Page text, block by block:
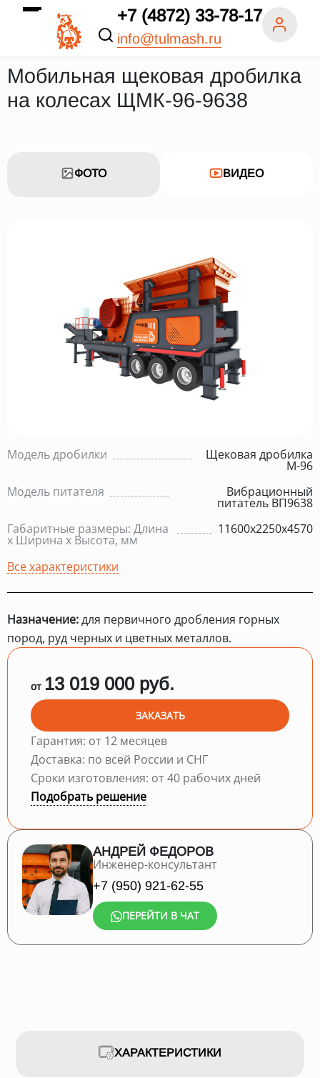
+7 (4872) 33-78-17
info@tulmash.ru
Мобильная щековая дробилка
на колесах ЩМК-96-9638
ФОТО ВИДЕО
Модель дробилки Щековая дробилка
М-96
Модель питателя
Вибрационный
питатель ВП9638
Габаритные размеры: Длина
х Ширина х Высота, мм
11600х2250х4570
Все характеристики
Назначение:для первичного дробления горных
пород, руд черных и цветных металлов.
от 13 019 000 руб.
ЗАКАЗАТЬ
Гарантия: от 12 месяцев
Доставка: по всей России и СНГ
Сроки изготовления: от 40 рабочих дней
Подобрать решение
АНДРЕЙ ФЕДОРОВ
Инженер-консультант
+7 (950) 921-62-55
ПЕРЕЙТИ В ЧАТ
ХАРАКТЕРИСТИКИ